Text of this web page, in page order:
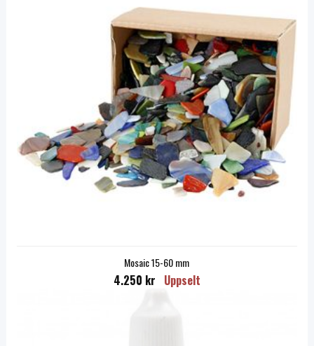
Mosaic 15-60 mm
4.250 kr Uppselt